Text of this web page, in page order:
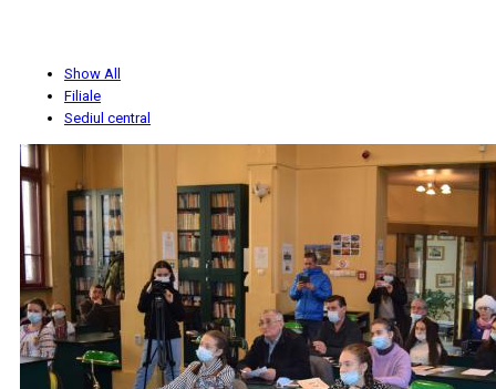
Show All
Filiale
Sediul central